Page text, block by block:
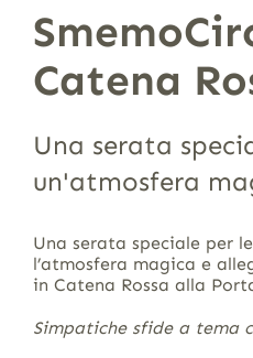
Catena
Una serata
un'atmosfera
Una serata speciale per
l’atmosfera magica e
in Catena Rossa alla
Simpatiche sfide a tema